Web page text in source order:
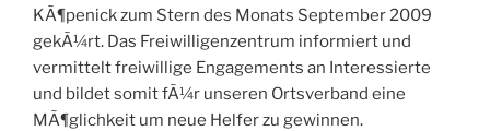
KÃ¶penick zum Stern des Monats September 2009
gekÃ¼rt. Das Freiwilligenzentrum informiert und
vermittelt freiwillige Engagements an Interessierte
und bildet somit fÃ¼r unseren Ortsverband eine
MÃ¶glichkeit um neue Helfer zu gewinnen.